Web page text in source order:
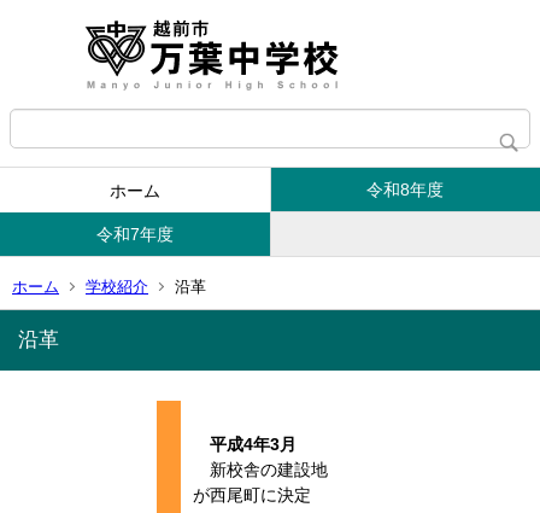
ホーム 令和8年度
令和7年度
ホーム 学校紹介 沿革
沿革
平成4年3月
新校舎の建設地
が西尾町に決定